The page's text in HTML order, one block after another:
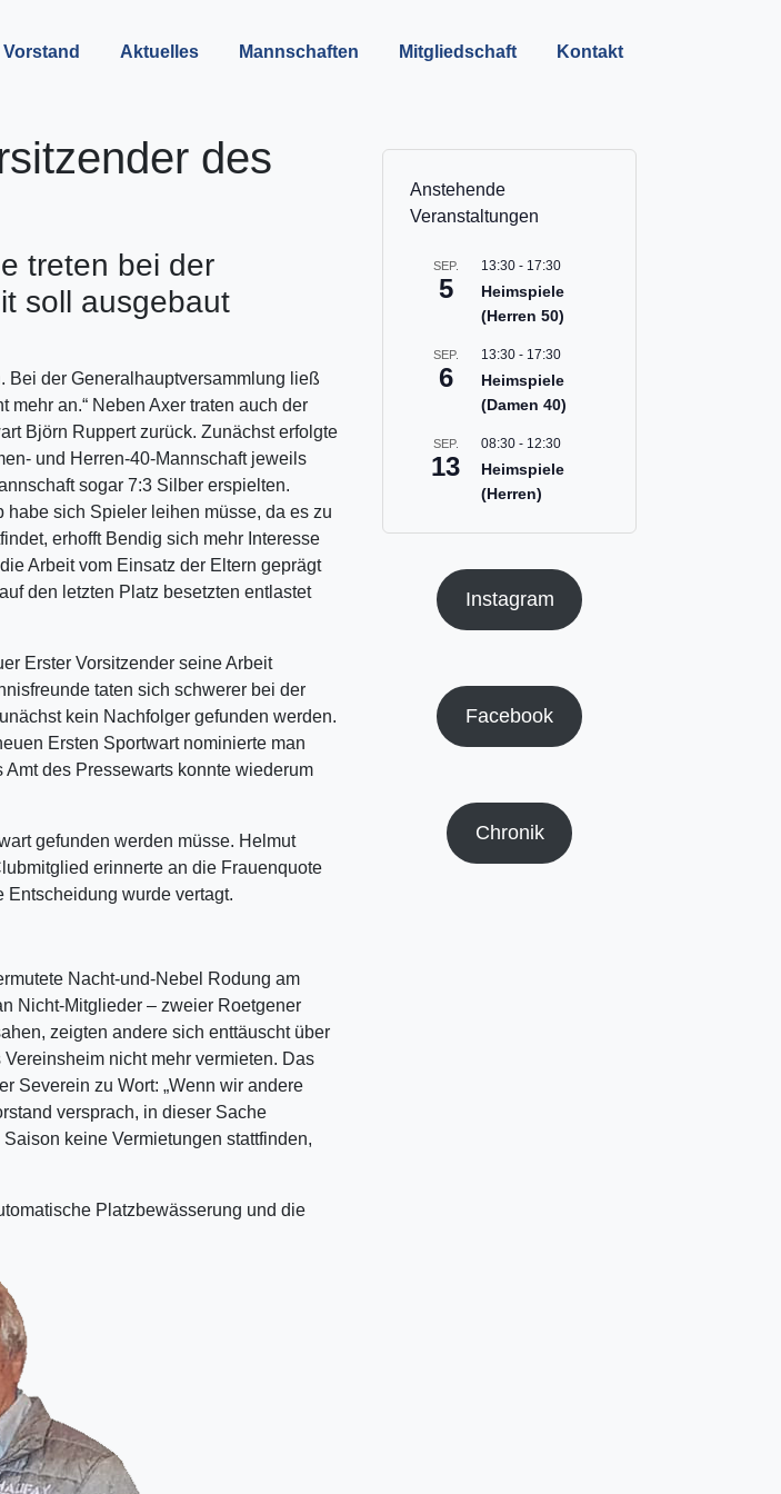
Vorstand Aktuelles Mannschaften Mitgliedschaft Kontakt
des
treten bei der
soll ausgebaut
Bei der Generalhauptversammlung ließ
mehr an.“ Neben Axer traten auch der
Björn Ruppert zurück. Zunächst erfolgte
und Herren-40-Mannschaft jeweils
sogar 7:3 Silber erspielten.
sich Spieler leihen müsse, da es zu
erhofft Bendig sich mehr Interesse
Arbeit vom Einsatz der Eltern geprägt
den letzten Platz besetzten entlastet
Erster Vorsitzender seine Arbeit
taten sich schwerer bei der
kein Nachfolger gefunden werden.
Ersten Sportwart nominierte man
des Pressewarts konnte wiederum
gefunden werden müsse. Helmut
erinnerte an die Frauenquote
wurde vertagt.
Nacht-und-Nebel Rodung am
Nicht-Mitglieder – zweier Roetgener
zeigten andere sich enttäuscht über
nicht mehr vermieten. Das
Severein zu Wort: „Wenn wir andere
versprach, in dieser Sache
keine Vermietungen stattfinden,
Platzbewässerung und die
Anstehende
Veranstaltungen
SEP.
5
13:30 - 17:30
Heimspiele
(Herren 50)
SEP.
6
13:30 - 17:30
Heimspiele
(Damen 40)
SEP.
13
08:30 - 12:30
Heimspiele
(Herren)
Instagram
Facebook
Chronik